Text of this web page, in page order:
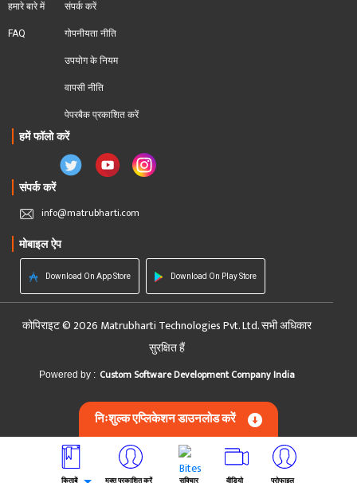
हमारे बारे में
FAQ
संपर्क करें
गोपनीयता नीति
उपयोग के नियम
वापसी नीति
पेपरबैक प्रकाशित करें
हमें फॉलो करें
संपर्क करें
info@matrubharti.com
मोबाइल ऐप
Download On App Store Download On Play Store
कोपिराइट © 2026 Matrubharti Technologies Pvt. Ltd. सभी अधिकार
सुरक्षित हैं
Powered by : Custom Software Development Company India
निःशुल्क एप्लिकेशन डाउनलोड करें